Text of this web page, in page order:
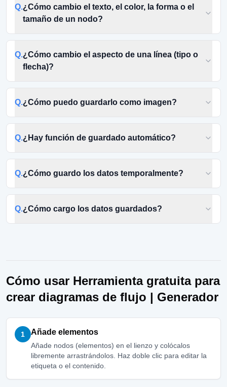
Q.¿Cómo cambio el texto, el color, la forma o el
tamaño de un nodo?
Q.¿Cómo cambio el aspecto de una línea (tipo o
flecha)?
Q.¿Cómo puedo guardarlo como imagen?
Q.¿Hay función de guardado automático?
Q.¿Cómo guardo los datos temporalmente?
Q.¿Cómo cargo los datos guardados?
Cómo usar Herramienta gratuita para
crear diagramas de flujo | Generador
1 Añade elementos
Añade nodos (elementos) en el lienzo y colócalos
libremente arrastrándolos. Haz doble clic para editar la
etiqueta o el contenido.